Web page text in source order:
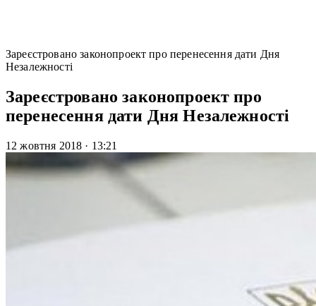
Зареєстровано законопроект про перенесення дати Дня
Незалежності
Зареєстровано законопроект про
перенесення дати Дня Незалежності
12 жовтня 2018 · 13:21